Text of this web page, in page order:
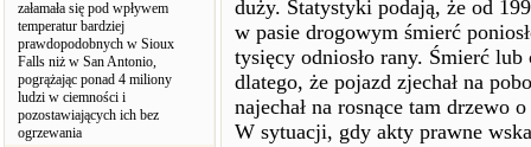
załamała się pod wpływem
temperatur bardziej
prawdopodobnych w Sioux
Falls niż w San Antonio,
pogrążając ponad 4 miliony
ludzi w ciemności i
pozostawiających ich bez
ogrzewania
duży. Statystyki podają, że od
w pasie drogowym śmierć
tysięcy odniosło rany. Śmierć lub
dlatego, że pojazd zjechał na
najechał na rosnące tam drzewo
W sytuacji, gdy akty prawne